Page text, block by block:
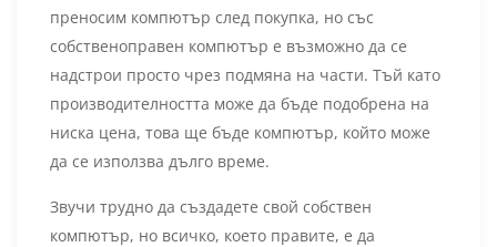
преносим компютър след покупка, но със
собственоправен компютър е възможно да се
надстрои просто чрез подмяна на части. Тъй като
производителността може да бъде подобрена на
ниска цена, това ще бъде компютър, който може
да се използва дълго време.
Звучи трудно да създадете свой собствен
компютър, но всичко, което правите, е да